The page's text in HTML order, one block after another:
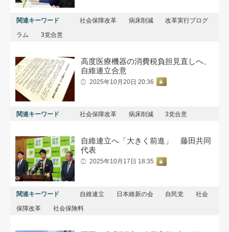
関連キーワード 社会保障改革 病床削減
改革実行プログ
ラム
3党合意
高度医療機器の消費税負担見直しへ、
自維連立合意
2025年10月20日 20:36
関連キーワード 社会保障改革 病床削減 3党合意
自維連立へ「大きく前進」 藤田共同
代表
2025年10月17日 18:35
関連キーワード 自維連立 日本維新の会 自民党
社会
保障改革
社会保険料